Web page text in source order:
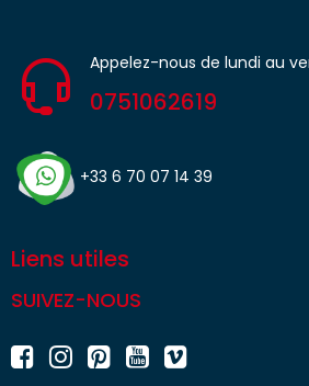
Appelez-nous de lundi au
0751062619
+33 6 70 07 14 39
Liens utiles
SUIVEZ-NOUS